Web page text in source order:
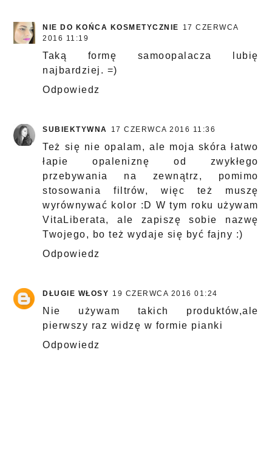
NIE DO KOŃCA KOSMETYCZNIE
17 CZERWCA
2016 11:19
Taką formę samoopalacza lubię
najbardziej. =)
Odpowiedz
SUBIEKTYWNA 17 CZERWCA 2016 11:36
Też się nie opalam, ale moja skóra łatwo
łapie opaleniznę od zwykłego
przebywania na zewnątrz, pomimo
stosowania filtrów, więc też muszę
wyrównywać kolor :D W tym roku używam
VitaLiberata, ale zapiszę sobie nazwę
Twojego, bo też wydaje się być fajny :)
Odpowiedz
DŁUGIE WŁOSY 19 CZERWCA 2016 01:24
Nie używam takich produktów,ale
pierwszy raz widzę w formie pianki
Odpowiedz